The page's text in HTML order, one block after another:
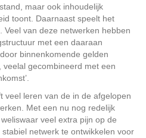
maar ook inhoudelijk
toont. Daarnaast speelt het
Veel van deze netwerken hebben
met een daaraan
binnenkomende gelden
gecombineerd met een
veel leren van de in de afgelopen
Met een nu nog redelijk
veel extra pijn op de
netwerk te ontwikkelen voor